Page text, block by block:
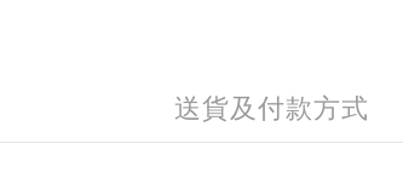
送貨及付款方式